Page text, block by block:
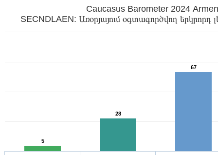
Caucasus Barometer 2024
SECNDLAEN: Առօրյայում օգտագործվող երկրորդ
5
28
67